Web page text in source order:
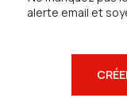
alerte email et